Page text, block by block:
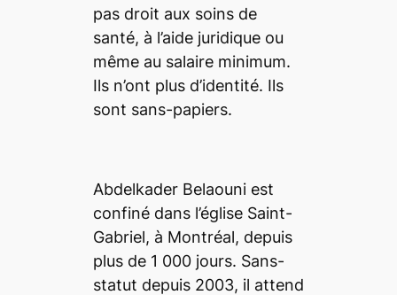
pas droit aux soins de
santé, à l’aide juridique ou
même au salaire minimum.
Ils n’ont plus d’identité. Ils
sont sans-papiers.
Abdelkader Belaouni est
confiné dans l’église Saint-
Gabriel, à Montréal, depuis
plus de 1 000 jours. Sans-
statut depuis 2003, il attend